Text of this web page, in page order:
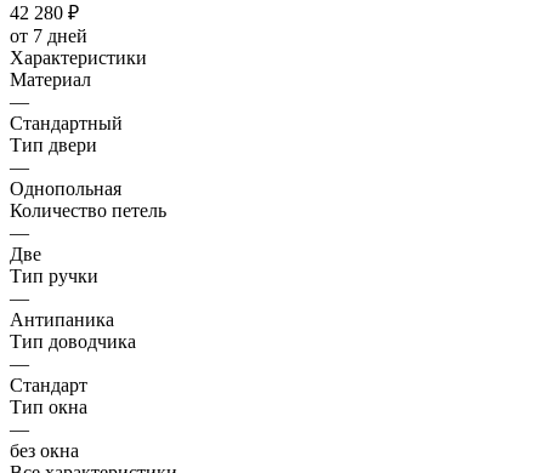
42 280 ₽
от 7 дней
Характеристики
Материал
—
Стандартный
Тип двери
—
Однопольная
Количество петель
—
Две
Тип ручки
—
Антипаника
Тип доводчика
—
Стандарт
Тип окна
—
без окна